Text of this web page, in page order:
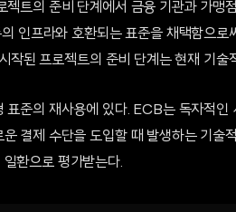
젝트의 준비 단계에서 금융 기관과 가맹
인프라와 호환되는 표준을 채택함으
된 프로젝트의 준비 단계는 현재 기술
표준의 재사용에 있다. ECB는 독자적
결제 수단을 도입할 때 발생하는 기술
환으로 평가받는다.